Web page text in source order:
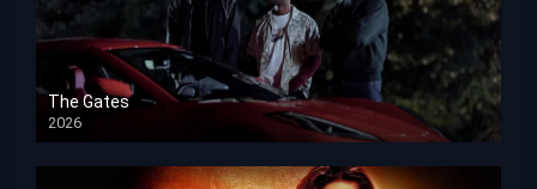
The Gates
2026
HD 1080p